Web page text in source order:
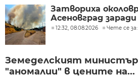
Затвориха
Асеновград
12:32, 08.08.2026 Чете се
Земеделският
"аномалии" в цените на...